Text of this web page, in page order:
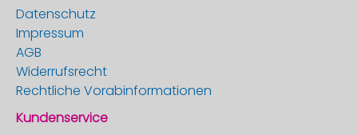
Datenschutz
Impressum
AGB
Widerrufsrecht
Rechtliche Vorabinformationen
Kundenservice